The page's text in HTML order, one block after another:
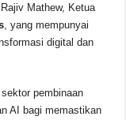
Rajiv Mathew, Ketua
, yang mempunyai
digital dan
pembinaan
AI bagi memastikan